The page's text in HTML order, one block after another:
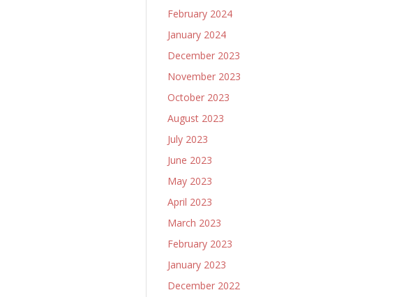
February 2024
January 2024
December 2023
November 2023
October 2023
August 2023
July 2023
June 2023
May 2023
April 2023
March 2023
February 2023
January 2023
December 2022